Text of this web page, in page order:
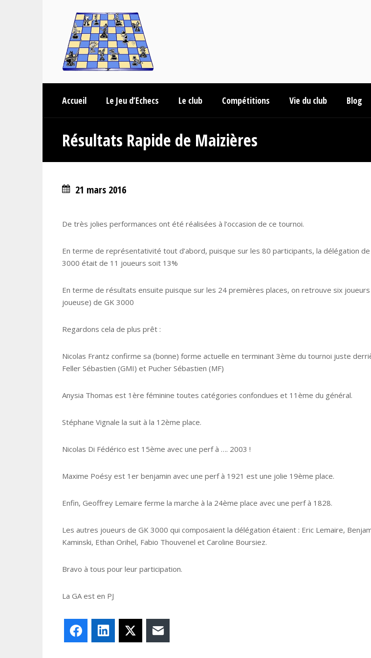
Accueil Le Jeu d’Echecs Le club Compétitions Vie du club Blog
Résultats Rapide de Maizières
21 mars 2016
De très jolies performances ont été réalisées à l’occasion de ce tournoi.
En terme de représentativité tout d’abord, puisque sur les 80 participants, la délégation de
3000 était de 11 joueurs soit 13%
En terme de résultats ensuite puisque sur les 24 premières places, on retrouve six joueurs
joueuse) de GK 3000
Regardons cela de plus prêt :
Nicolas Frantz confirme sa (bonne) forme actuelle en terminant 3ème du tournoi juste
Feller Sébastien (GMI) et Pucher Sébastien (MF)
Anysia Thomas est 1ère féminine toutes catégories confondues et 11ème du général.
Stéphane Vignale la suit à la 12ème place.
Nicolas Di Fédérico est 15ème avec une perf à …. 2003 !
Maxime Poésy est 1er benjamin avec une perf à 1921 est une jolie 19ème place.
Enfin, Geoffrey Lemaire ferme la marche à la 24ème place avec une perf à 1828.
Les autres joueurs de GK 3000 qui composaient la délégation étaient : Eric Lemaire,
Kaminski, Ethan Orihel, Fabio Thouvenel et Caroline Boursiez.
Bravo à tous pour leur participation.
La GA est en PJ
FacebookLinkedIn